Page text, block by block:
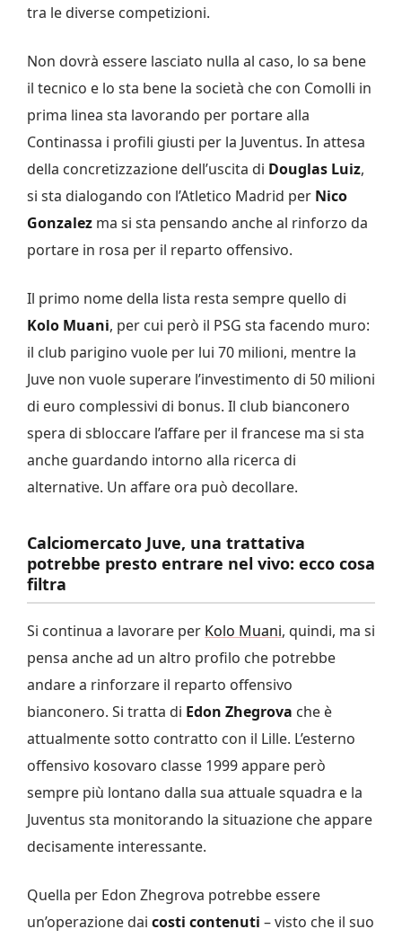
tra le diverse competizioni.
Non dovrà essere lasciato nulla al caso, lo sa bene
il tecnico e lo sta bene la società che con Comolli in
prima linea sta lavorando per portare alla
Continassa i profili giusti per la Juventus. In attesa
della concretizzazione dell’uscita di Douglas Luiz,
si sta dialogando con l’Atletico Madrid per Nico
Gonzalez ma si sta pensando anche al rinforzo da
portare in rosa per il reparto offensivo.
Il primo nome della lista resta sempre quello di
Kolo Muani, per cui però il PSG sta facendo muro:
il club parigino vuole per lui 70 milioni, mentre la
Juve non vuole superare l’investimento di 50 milioni
di euro complessivi di bonus. Il club bianconero
spera di sbloccare l’affare per il francese ma si sta
anche guardando intorno alla ricerca di
alternative. Un affare ora può decollare.
Calciomercato Juve, una trattativa
potrebbe presto entrare nel vivo: ecco cosa
filtra
Si continua a lavorare per Kolo Muani, quindi, ma si
pensa anche ad un altro profilo che potrebbe
andare a rinforzare il reparto offensivo
bianconero. Si tratta di Edon Zhegrova che è
attualmente sotto contratto con il Lille. L’esterno
offensivo kosovaro classe 1999 appare però
sempre più lontano dalla sua attuale squadra e la
Juventus sta monitorando la situazione che appare
decisamente interessante.
Quella per Edon Zhegrova potrebbe essere
un’operazione dai costi contenuti – visto che il suo